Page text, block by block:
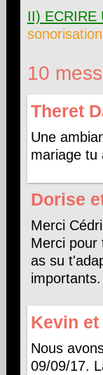
II) ECRIRE
10
Theret
Une
mariage tu
Dorise
Merci
Merci pour
as su
Kevin
Nous
09/09/17.